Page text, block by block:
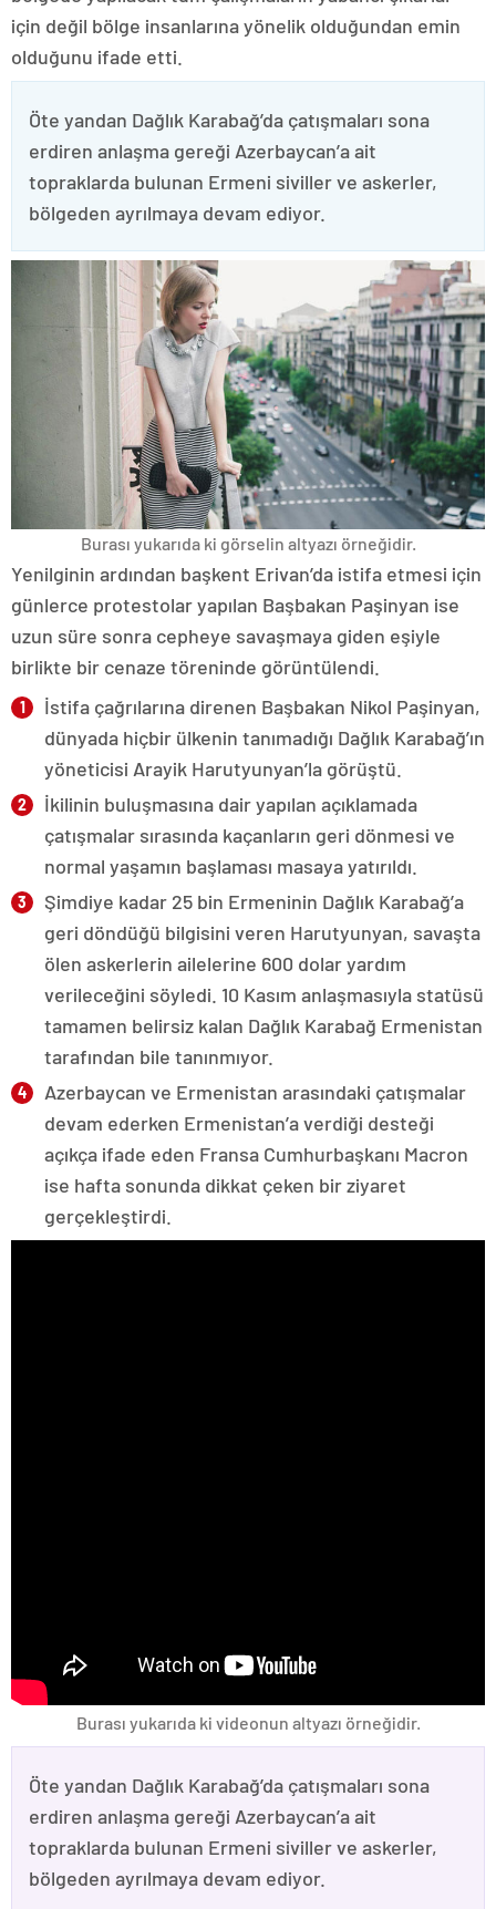
için değil bölge insanlarına yönelik olduğundan emin
olduğunu ifade etti.
Öte yandan Dağlık Karabağ’da çatışmaları sona
erdiren anlaşma gereği Azerbaycan’a ait
topraklarda bulunan Ermeni siviller ve askerler,
bölgeden ayrılmaya devam ediyor.
Burası yukarıda ki görselin altyazı örneğidir.
Yenilginin ardından başkent Erivan’da istifa etmesi için
günlerce protestolar yapılan Başbakan Paşinyan ise
uzun süre sonra cepheye savaşmaya giden eşiyle
birlikte bir cenaze töreninde görüntülendi.
İstifa çağrılarına direnen Başbakan Nikol Paşinyan,
dünyada hiçbir ülkenin tanımadığı Dağlık Karabağ’ın
yöneticisi Arayik Harutyunyan’la görüştü.
İkilinin buluşmasına dair yapılan açıklamada
çatışmalar sırasında kaçanların geri dönmesi ve
normal yaşamın başlaması masaya yatırıldı.
Şimdiye kadar 25 bin Ermeninin Dağlık Karabağ’a
geri döndüğü bilgisini veren Harutyunyan, savaşta
ölen askerlerin ailelerine 600 dolar yardım
verileceğini söyledi. 10 Kasım anlaşmasıyla statüsü
tamamen belirsiz kalan Dağlık Karabağ Ermenistan
tarafından bile tanınmıyor.
Azerbaycan ve Ermenistan arasındaki çatışmalar
devam ederken Ermenistan’a verdiği desteği
açıkça ifade eden Fransa Cumhurbaşkanı Macron
ise hafta sonunda dikkat çeken bir ziyaret
gerçekleştirdi.
Burası yukarıda ki videonun altyazı örneğidir.
Öte yandan Dağlık Karabağ’da çatışmaları sona
erdiren anlaşma gereği Azerbaycan’a ait
topraklarda bulunan Ermeni siviller ve askerler,
bölgeden ayrılmaya devam ediyor.